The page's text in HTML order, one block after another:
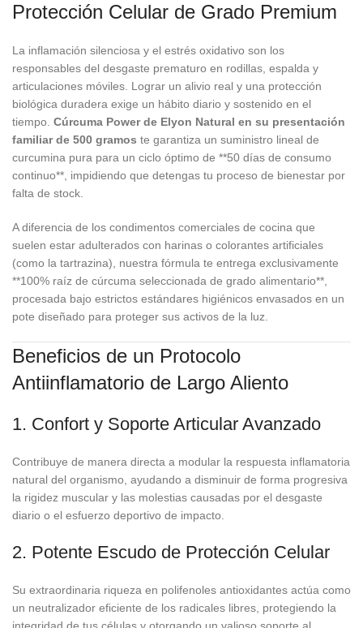
Protección Celular de Grado Premium
La inflamación silenciosa y el estrés oxidativo son los
responsables del desgaste prematuro en rodillas, espalda y
articulaciones móviles. Lograr un alivio real y una protección
biológica duradera exige un hábito diario y sostenido en el
tiempo. Cúrcuma Power de Elyon Natural en su presentación
familiar de 500 gramos te garantiza un suministro lineal de
curcumina pura para un ciclo óptimo de **50 días de consumo
continuo**, impidiendo que detengas tu proceso de bienestar por
falta de stock.
A diferencia de los condimentos comerciales de cocina que
suelen estar adulterados con harinas o colorantes artificiales
(como la tartrazina), nuestra fórmula te entrega exclusivamente
**100% raíz de cúrcuma seleccionada de grado alimentario**,
procesada bajo estrictos estándares higiénicos envasados en un
pote diseñado para proteger sus activos de la luz.
Beneficios de un Protocolo
Antiinflamatorio de Largo Aliento
1. Confort y Soporte Articular Avanzado
Contribuye de manera directa a modular la respuesta inflamatoria
natural del organismo, ayudando a disminuir de forma progresiva
la rigidez muscular y las molestias causadas por el desgaste
diario o el esfuerzo deportivo de impacto.
2. Potente Escudo de Protección Celular
Su extraordinaria riqueza en polifenoles antioxidantes actúa como
un neutralizador eficiente de los radicales libres, protegiendo la